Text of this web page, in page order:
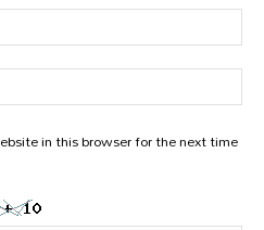
in this browser for the next time